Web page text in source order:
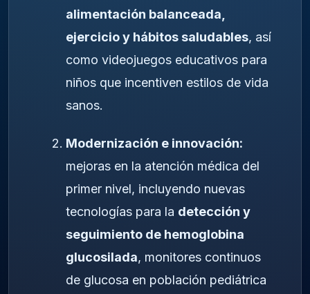
alimentación balanceada,
ejercicio y hábitos saludables, así
como videojuegos educativos para
niños que incentiven estilos de vida
sanos.
Modernización e innovación:
mejoras en la atención médica del
primer nivel, incluyendo nuevas
tecnologías para la detección y
seguimiento de hemoglobina
glucosilada, monitores continuos
de glucosa en población pediátrica